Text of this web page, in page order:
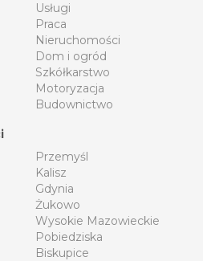
Usługi
Praca
Nieruchomości
Dom i ogród
Szkółkarstwo
Motoryzacja
Budownictwo
Przemyśl
Kalisz
Gdynia
Żukowo
Wysokie Mazowieckie
Pobiedziska
Biskupice